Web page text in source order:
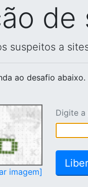
de
suspeitos a
ao desafio abaixo.
imagem]
Digite a